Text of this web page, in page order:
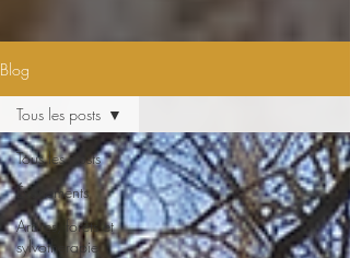
Blog
Tous les posts
Événements
Arbres, forêts et
sylvotherapie
Tous les posts